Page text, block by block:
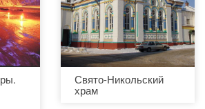
Свято-Никольский
храм